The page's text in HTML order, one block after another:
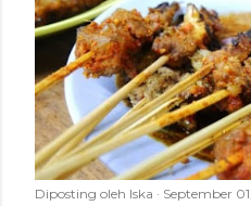
Diposting oleh Iska September